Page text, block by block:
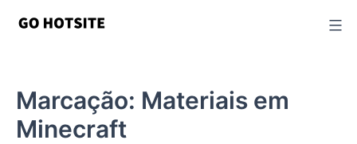
Marcação: Materiais em
Minecraft